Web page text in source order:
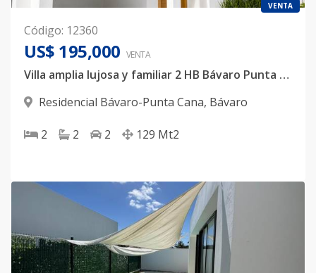
VENTA
Código: 12360
US$ 195,000 VENTA
Villa amplia lujosa y familiar 2 HB Bávaro Punta Cana
Residencial Bávaro-Punta Cana, Bávaro
2 2 2 129 Mt2